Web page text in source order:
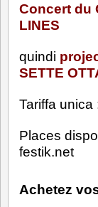
Concert du
LINES
quindi
SETTE
Tariffa unica
Places
festik.net
Achetez